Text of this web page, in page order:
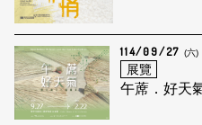
114/09/27 (六)
展覽
午蓆．好天